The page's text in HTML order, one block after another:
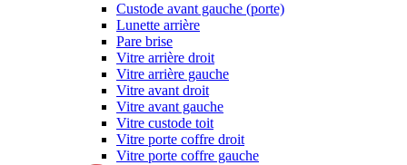
Custode avant gauche (porte)
Lunette arrière
Pare brise
Vitre arrière droit
Vitre arrière gauche
Vitre avant droit
Vitre avant gauche
Vitre custode toit
Vitre porte coffre droit
Vitre porte coffre gauche